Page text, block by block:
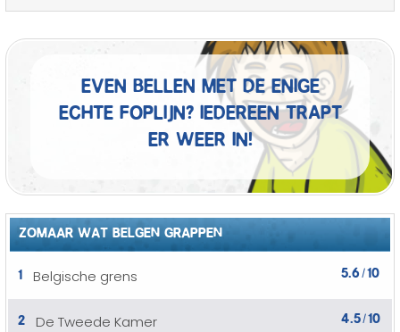
Even bellen met de enige
echte foplijn? Iedereen trapt
er weer in!
ZOMAAR WAT BELGEN GRAPPEN
1
Belgische grens 5.6 /10
2 De Tweede Kamer 4.5/10